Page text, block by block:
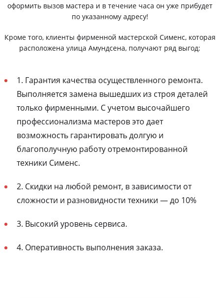
оформить вызов мастера и в течение часа он уже прибудет
по указанному адресу!
Кроме того, клиенты фирменной мастерской Сименс, которая
расположена улица Амундсена, получают ряд выгод:
1. Гарантия качества осуществленного ремонта.
Выполняется замена вышедших из строя деталей
только фирменными. С учетом высочайшего
профессионализма мастеров это дает
возможность гарантировать долгую и
благополучную работу отремонтированной
техники Сименс.
2. Скидки на любой ремонт, в зависимости от
сложности и разновидности техники — до 10%
3. Высокий уровень сервиса.
4. Оперативность выполнения заказа.